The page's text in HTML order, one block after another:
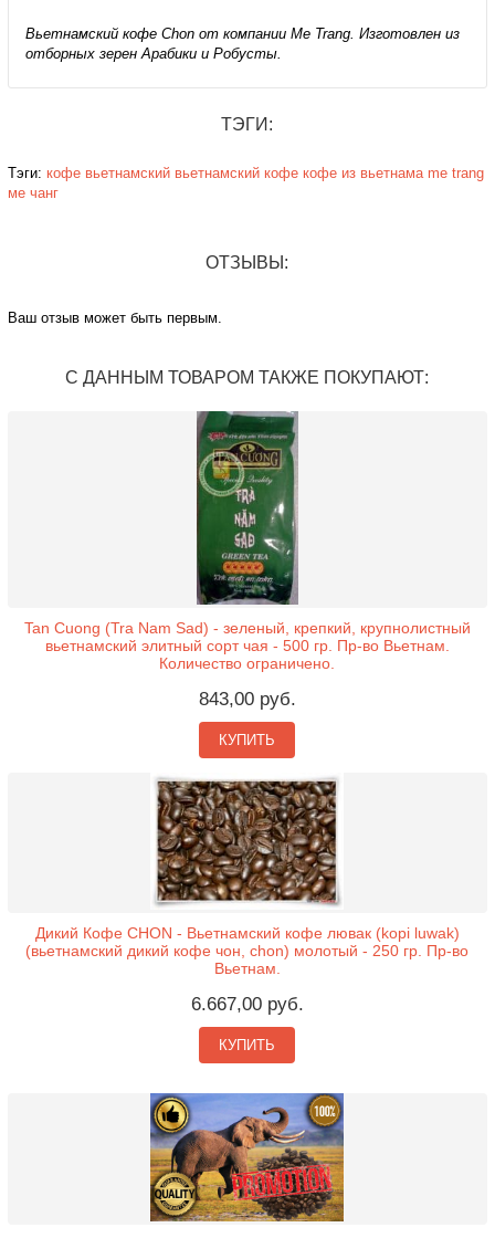
Вьетнамский кофе Chon от компании Me Trang. Изготовлен из
отборных зерен Арабики и Робусты.
ТЭГИ:
Тэги: кофе вьетнамский вьетнамский кофе кофе из вьетнама me trang
ме чанг
ОТЗЫВЫ:
Ваш отзыв может быть первым.
С ДАННЫМ ТОВАРОМ ТАКЖЕ ПОКУПАЮТ:
Tan Cuong (Tra Nam Sad) - зеленый, крепкий, крупнолистный
вьетнамский элитный сорт чая - 500 гр. Пр-во Вьетнам.
Количество ограничено.
843,00 руб.
КУПИТЬ
Дикий Кофе CHON - Вьетнамский кофе лювак (kopi luwak)
(вьетнамский дикий кофе чон, chon) молотый - 250 гр. Пр-во
Вьетнам.
6.667,00 руб.
КУПИТЬ